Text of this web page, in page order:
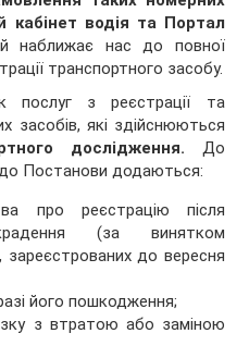
кабінет водія та Портал
наближає нас до повної
транспортного засобу.
послуг з реєстрації та
засобів, які здійснюються
дослідження. До
до Постанови додаються:
про реєстрацію після
(за винятком
зареєстрованих до вересня
його пошкодження;
з втратою або заміною